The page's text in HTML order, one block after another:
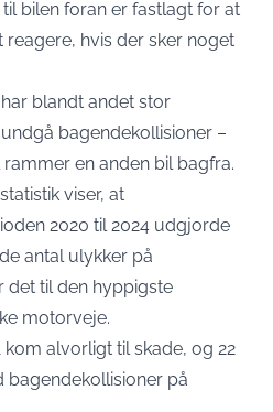
bilen foran er fastlagt for at
hvis der sker noget
blandt andet stor
bagendekollisioner –
en anden bil bagfra.
viser, at
2020 til 2024 udgjorde
antal ulykker på
det til den hyppigste
motorveje.
alvorligt til skade, og 22
bagendekollisioner på